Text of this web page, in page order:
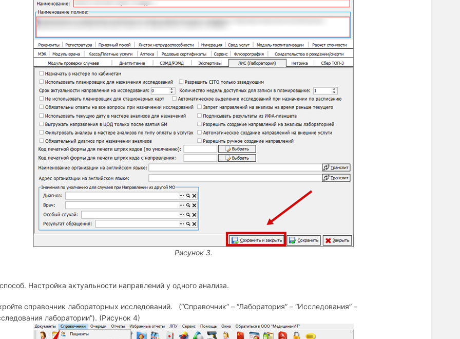
Рисунок 3.
Настройка актуальности направлений у одного анализа.
справочник лабораторных исследований.
(“Справочник” – “Лаборатория” – “Исследования” –
лаборатории”). (Рисунок 4)